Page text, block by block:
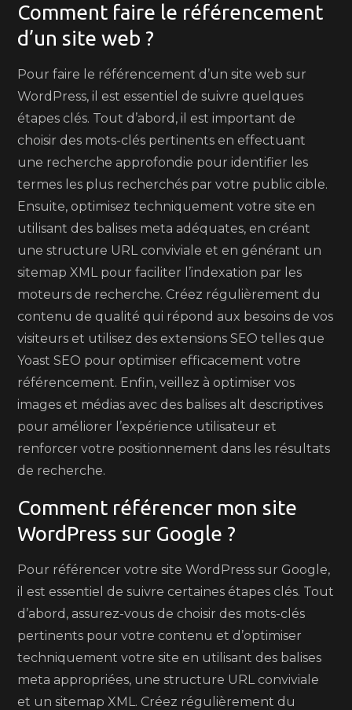
Comment faire le référencement
d’un site web ?
Pour faire le référencement d’un site web sur
WordPress, il est essentiel de suivre quelques
étapes clés. Tout d’abord, il est important de
choisir des mots-clés pertinents en effectuant
une recherche approfondie pour identifier les
termes les plus recherchés par votre public cible.
Ensuite, optimisez techniquement votre site en
utilisant des balises meta adéquates, en créant
une structure URL conviviale et en générant un
sitemap XML pour faciliter l’indexation par les
moteurs de recherche. Créez régulièrement du
contenu de qualité qui répond aux besoins de vos
visiteurs et utilisez des extensions SEO telles que
Yoast SEO pour optimiser efficacement votre
référencement. Enfin, veillez à optimiser vos
images et médias avec des balises alt descriptives
pour améliorer l’expérience utilisateur et
renforcer votre positionnement dans les résultats
de recherche.
Comment référencer mon site
WordPress sur Google ?
Pour référencer votre site WordPress sur Google,
il est essentiel de suivre certaines étapes clés. Tout
d’abord, assurez-vous de choisir des mots-clés
pertinents pour votre contenu et d’optimiser
techniquement votre site en utilisant des balises
meta appropriées, une structure URL conviviale
et un sitemap XML. Créez régulièrement du